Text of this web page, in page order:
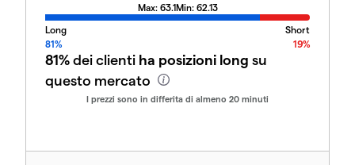
Max: 63.1Min: 62.13
Long
Short
81%
19%
81%dei clienti ha posizioni long su
questo mercato
I prezzi sono in differita di almeno 20 minuti